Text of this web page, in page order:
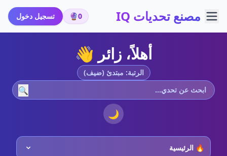
مصنع تحديات IQ 0
🔮 تسجيل دخول
أهلاً، زائر 👋
الرتبة: مبتدئ (ضيف)
🔍
🌙